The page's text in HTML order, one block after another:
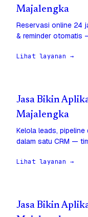
Majalengka
Reservasi online 24
& reminder otomatis
Lihat layanan →
Jasa Bikin
Majalengka
Kelola leads,
dalam satu CRM —
Lihat layanan →
Jasa Bikin